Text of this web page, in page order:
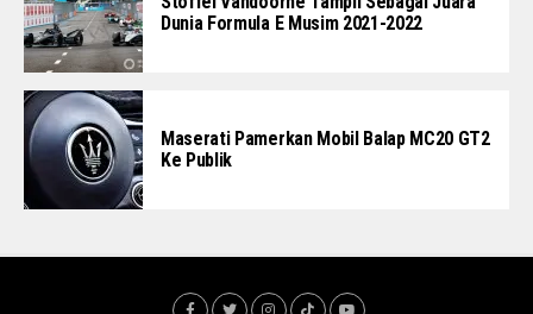
Dunia Formula E Musim 2021-2022
Maserati Pamerkan Mobil Balap MC20 GT2
Ke Publik